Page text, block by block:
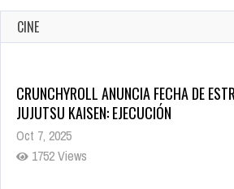
CINE
CRUNCHYROLL ANUNCIA FECHA DE
JUJUTSU KAISEN: EJECUCIÓN
Oct 7, 2025
1752 Views